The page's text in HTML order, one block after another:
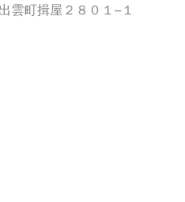
雲町揖屋２８０１−１